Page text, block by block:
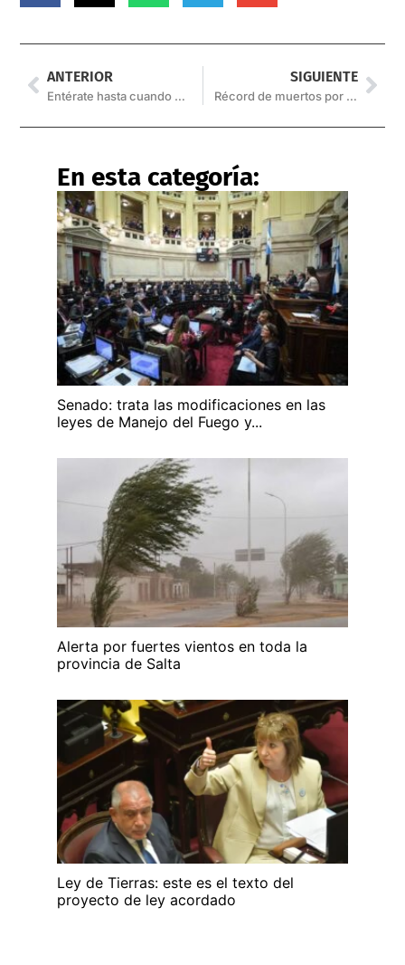
ANTERIOR
Entérate hasta cuando podes tramitar el Ingreso Familiar de Emergencia
SIGUIENTE
Récord de muertos por coronavirus en Chile
En esta categoría:
Senado: trata las modificaciones en las
leyes de Manejo del Fuego y...
Alerta por fuertes vientos en toda la
provincia de Salta
Ley de Tierras: este es el texto del
proyecto de ley acordado